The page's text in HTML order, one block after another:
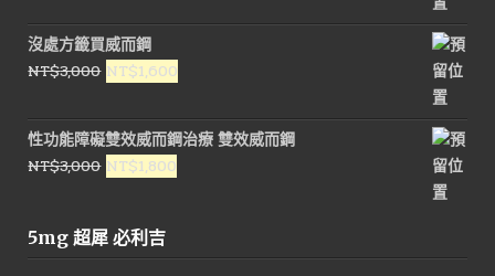
價
格：
NT$1,600。
價
格：
NT$800。
沒處方籤買威而鋼
NT$3,000 原
價
格：
NT$3,000。
NT$1,600
價
格：
性功能障礙雙效威而鋼治療 雙效威而鋼
NT$3,000 原
格：
NT$1,800
5mg 超犀 必利吉